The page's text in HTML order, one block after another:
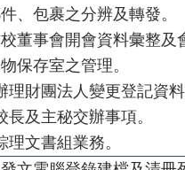
、包裹之分辨及轉發。
董事會開會資料彙整及
保存室之管理。
理財團法人變更登記資
長及主秘交辦事項。
理文書組業務。